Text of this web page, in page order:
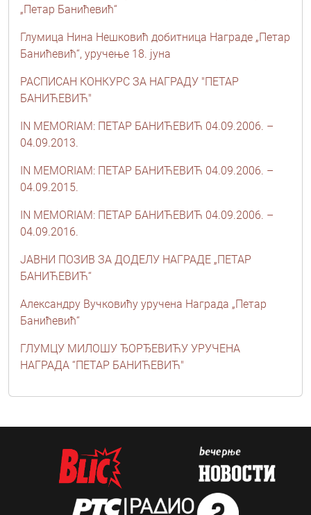
„Петар Банићевић“
Глумица Нина Нешковић добитница Награде „Петар
Банићевић“, уручење 18. јуна
РАСПИСАН КОНКУРС ЗА НАГРАДУ "ПЕТАР
БАНИЋЕВИЋ"
IN MEMORIAM: ПЕТАР БАНИЋЕВИЋ 04.09.2006. –
04.09.2013.
IN MEMORIAM: ПЕТАР БАНИЋЕВИЋ 04.09.2006. –
04.09.2015.
IN MEMORIAM: ПЕТАР БАНИЋЕВИЋ 04.09.2006. –
04.09.2016.
ЈАВНИ ПОЗИВ ЗА ДОДЕЛУ НАГРАДЕ „ПЕТАР
БАНИЋЕВИЋ“
Александру Вучковићу уручена Награда „Петар
Банићевић“
ГЛУМЦУ МИЛОШУ ЂОРЂЕВИЋУ УРУЧЕНА
НАГРАДА “ПЕТАР БАНИЋЕВИЋ"